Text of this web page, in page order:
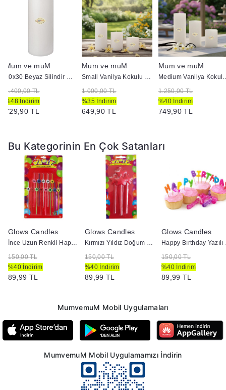
Mum ve muM
10x30 Beyaz Silindir Mum
1.400,00 TL
%48 İndirim
729,90 TL
Mum ve muM
Small Vanilya Kokulu Set Mum Çap 7 cm Beyaz
1.000,00 TL
%35 İndirim
649,90 TL
Mum ve muM
Medium Vanilya
1.250,00 TL
%40 İndirim
749,90 TL
Bu Kategorinin En Çok Satanları
Glows Candles
İnce Uzun Renkli Happy Birthday Mumu
150,00 TL
%40 İndirim
89,99 TL
Glows Candles
Kırmızı Yıldız Doğum Günü Mumu
150,00 TL
%40 İndirim
89,99 TL
Glows Candles
150,00 TL
%40 İndirim
89,99 TL
MumvemuM Mobil Uygulamaları
MumvemuM Mobil Uygulamamızı İndirin